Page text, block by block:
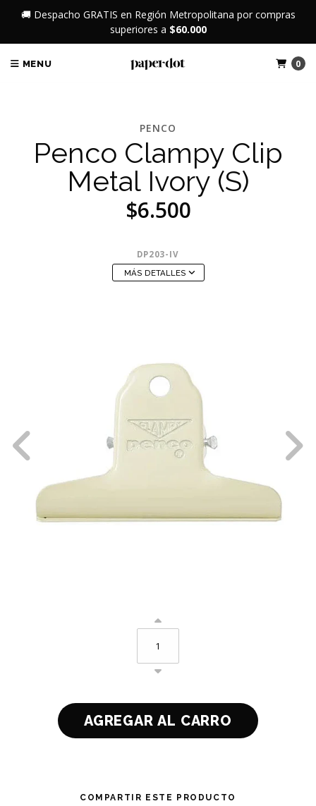
🚚 Despacho GRATIS en Región Metropolitana por compras
superiores a $60.000
MENU 0
PENCO
Penco Clampy Clip
Metal Ivory (S)
$6.500
DP203-IV
MÁS DETALLES
COMPARTIR ESTE PRODUCTO